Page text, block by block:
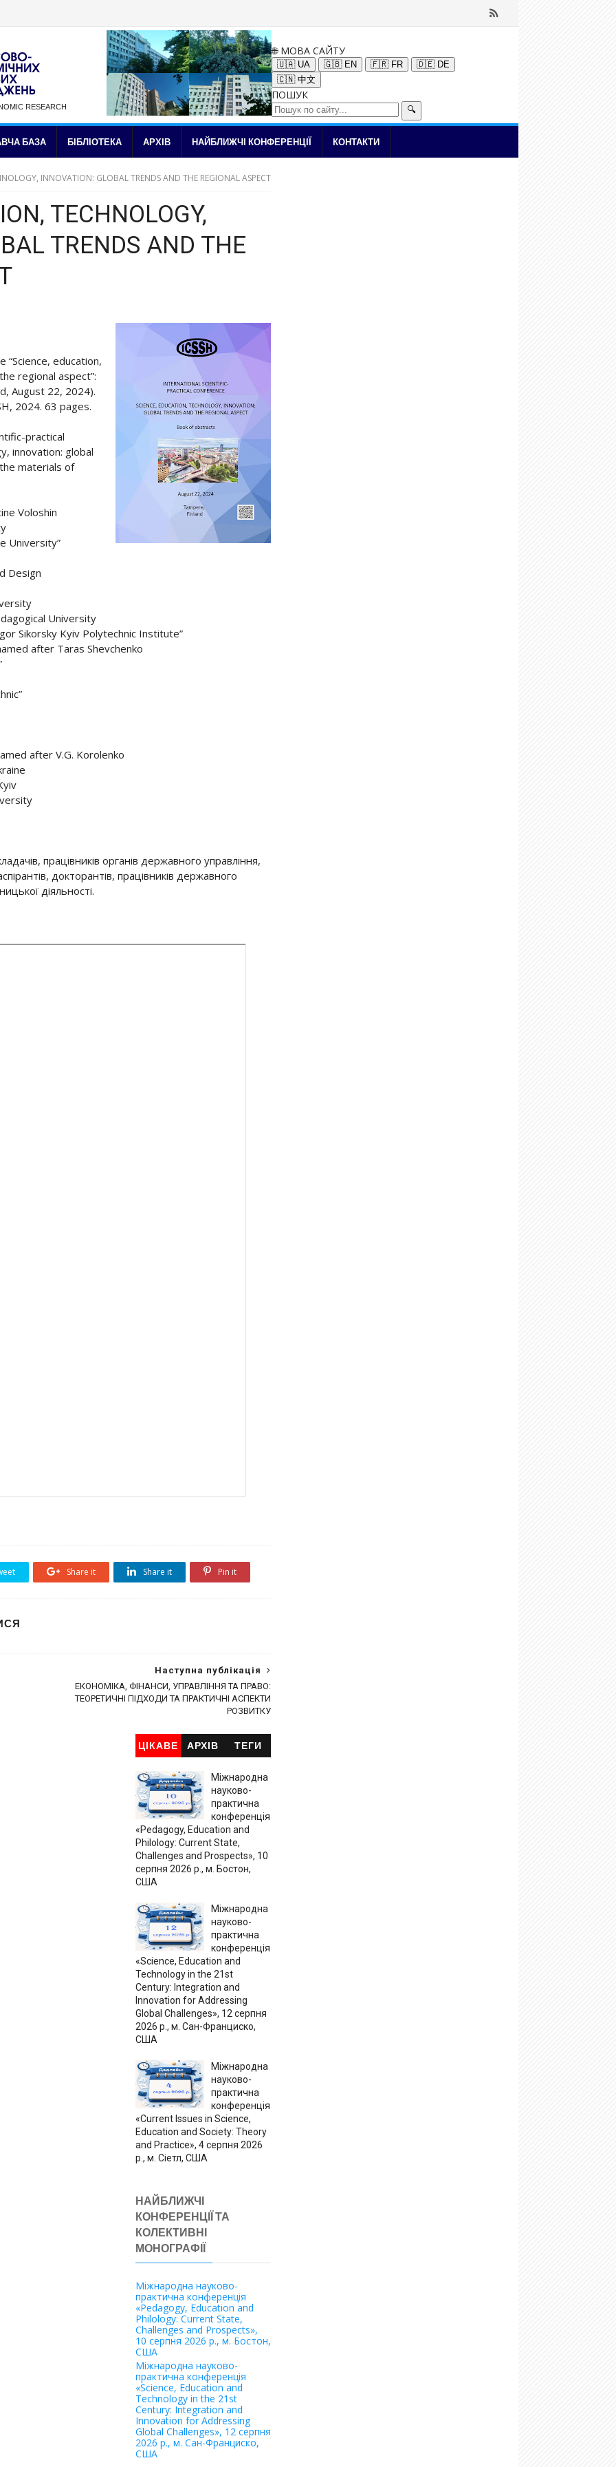
RESEARCH
🌐 МОВА САЙТУ
🇺🇦 UA 🇬🇧 EN 🇫🇷 FR
🇩🇪 DE
🇨🇳 中文
ПОШУК
🔍
✉ Підписка на новини
БАЗА БІБЛІОТЕКА АРХІВ НАЙБЛИЖЧІ КОНФЕРЕНЦІЇ КОНТАКТИ
INNOVATION: GLOBAL TRENDS AND THE REGIONAL ASPECT
TECHNOLOGY,
TRENDS AND THE
education,
regional aspect”:
August 22, 2024).
2024. 63 pages.
practical
innovation: global
materials of
Voloshin
University”
Design
University
Sikorsky Kyiv Polytechnic Institute”
after Taras Shevchenko
after V.G. Korolenko
працівників органів державного управління,
докторантів, працівників державного
діяльності.
Share it Share it Pin it
Наступна публікація
ЕКОНОМІКА, ФІНАНСИ, УПРАВЛІННЯ ТА ПРАВО:
ТЕОРЕТИЧНІ ПІДХОДИ ТА ПРАКТИЧНІ АСПЕКТИ
РОЗВИТКУ
ЦІКАВЕ АРХІВ ТЕГИ
Міжнародна
науково-
практична
конференція
«Pedagogy, Education and
Philology: Current State,
Challenges and Prospects», 10
серпня 2026 р., м. Бостон,
США
Міжнародна
науково-
практична
конференція
«Science, Education and
Technology in the 21st
Century: Integration and
Innovation for Addressing
Global Challenges», 12 серпня
2026 р., м. Сан-Франциско,
США
Міжнародна
науково-
практична
конференція
«Current Issues in Science,
Education and Society: Theory
and Practice», 4 серпня 2026
р., м. Сіетл, США
НАЙБЛИЖЧІ
КОНФЕРЕНЦІЇ ТА
КОЛЕКТИВНІ
МОНОГРАФІЇ
Міжнародна науково-
практична конференція
«Pedagogy, Education and
Philology: Current State,
Challenges and Prospects»,
10 серпня 2026 р., м. Бостон,
США
Міжнародна науково-
практична конференція
«Science, Education and
Technology in the 21st
Century: Integration and
Innovation for Addressing
Global Challenges», 12 серпня
2026 р., м. Сан-Франциско,
США